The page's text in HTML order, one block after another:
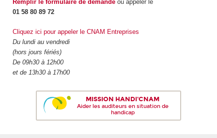
Remplir le formulaire de demandeou appeler le
01 58 80 89 72
Cliquez ici pour appeler le CNAM Entreprises
Du lundi au vendredi
(hors jours fériés)
De 09h30 à 12h00
et de 13h30 à 17h00
MISSION HANDI'CNAM
Aider les auditeurs en situation de
handicap